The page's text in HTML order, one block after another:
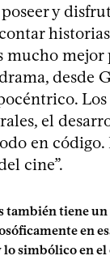
y
mucho mejor
desde
Los
el
en código.
cine”.
también tiene un
en
simbólico en